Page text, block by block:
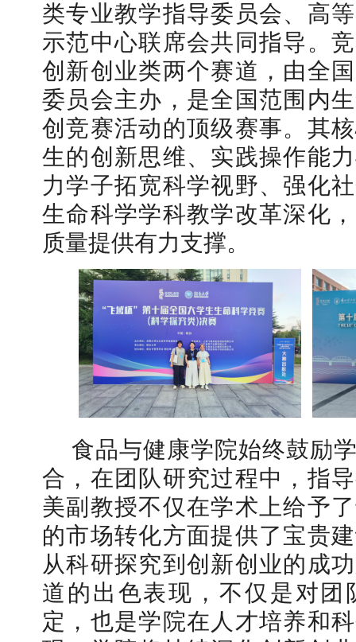
类专业教学指导委员会、高
示范中心联席会共同指导。
创新创业类两个赛道，由全
委员会主办，是全国范围内
创竞赛活动的顶级赛事。其
生的创新思维、实践操作能
力学子拓宽科学视野、强化
生命科学学科教学改革深化
质量提供有力支撑。
食品与健康学院始终鼓励
合，在团队研究过程中，指
美副教授不仅在学术上给予
的市场转化方面提供了宝贵
从科研探究到创新创业的成
道的出色表现，不仅是对团
定，也是学院在人才培养和